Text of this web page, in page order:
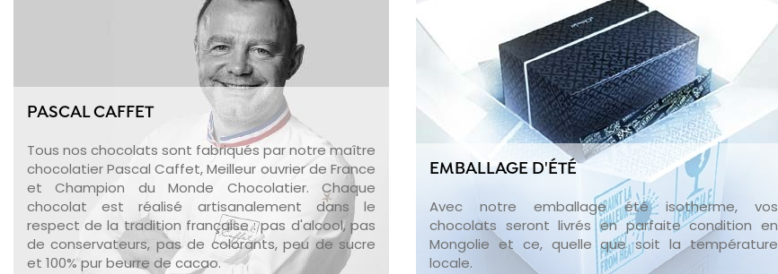
PASCAL CAFFET
Tous nos chocolats sont fabriqués par notre maître
chocolatier Pascal Caffet, Meilleur ouvrier de France
et Champion du Monde Chocolatier. Chaque
chocolat est réalisé artisanalement dans le
respect de la tradition française : pas d'alcool, pas
de conservateurs, pas de colorants, peu de sucre
et 100% pur beurre de cacao.
EMBALLAGE D'ÉTÉ
Avec notre emballage été isotherme, vos
chocolats seront livrés en parfaite condition en
Mongolie et ce, quelle que soit la température
locale.